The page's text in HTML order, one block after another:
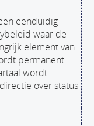
eenduidig
waar de
element van
permanent
wordt
over status